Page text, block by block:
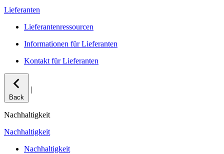
Lieferanten
Lieferantenressourcen
Informationen für Lieferanten
Kontakt für Lieferanten
Back
|
Nachhaltigkeit
Nachhaltigkeit
Nachhaltigkeit